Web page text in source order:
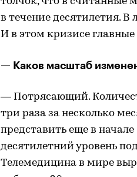
в течение десятилетия.
И в этом кризисе
— Каков масштаб
— Потрясающий.
три раза за несколько
представить еще в
десятилетний уровень
Телемедицина в мире